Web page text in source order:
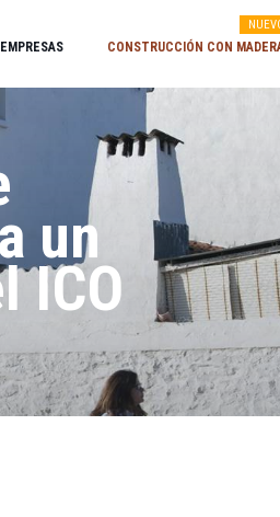
EMPRESAS CONSTRUCCIÓN CON
un
ICO